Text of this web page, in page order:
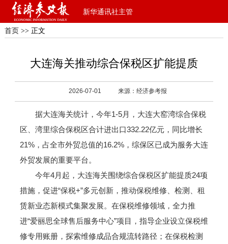
新华通讯社主管
首页 >> 正文
大连海关推动综合保税区扩能提质
2026-07-01 来源：经济参考报
据大连海关统计，今年1-5月，大连大窑湾综合保税
区、湾里综合保税区合计进出口332.22亿元，同比增长
21%，占全市外贸总值的16.2%，综保区已成为服务大连
外贸发展的重要平台。
今年4月起，大连海关围绕综合保税区扩能提质24项
措施，促进“保税+”多元创新，推动保税维修、检测、租
赁新业态新模式集聚发展。在保税维修领域，全力推
进“爱丽思全球售后服务中心”项目，指导企业设立保税维
修专用账册，探索维修成品合规流转路径；在保税检测